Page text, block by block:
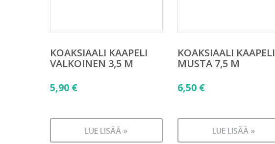
KOAKSIAALI KAAPELI
VALKOINEN 3,5 M
5,90 €
LUE LISÄÄ »
KOAKSIAALI KAAPELI
MUSTA 7,5 M
6,50 €
LUE LISÄÄ »